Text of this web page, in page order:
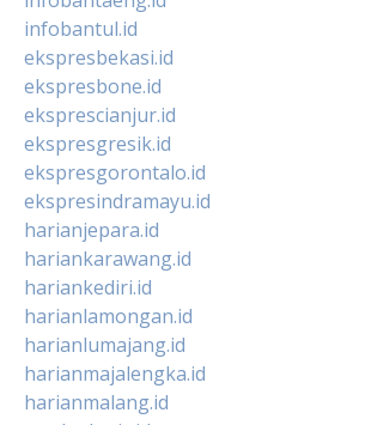
infobantul.id
ekspresbekasi.id
ekspresbone.id
eksprescianjur.id
ekspresgresik.id
ekspresgorontalo.id
ekspresindramayu.id
harianjepara.id
hariankarawang.id
hariankediri.id
harianlamongan.id
harianlumajang.id
harianmajalengka.id
harianmalang.id